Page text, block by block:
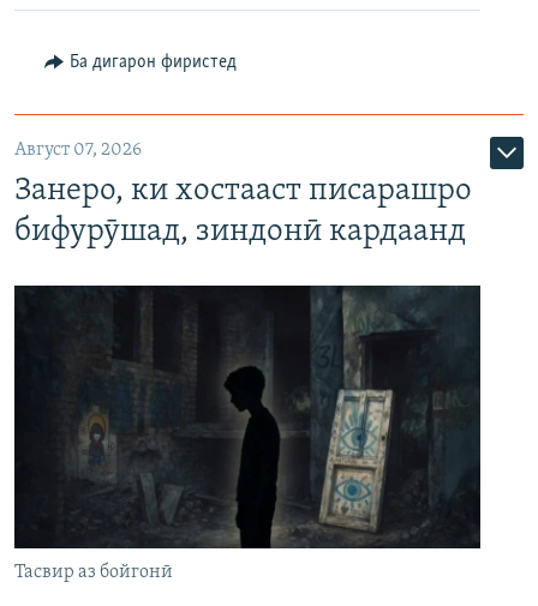
Ба дигарон фиристед
Август 07, 2026
Занеро, ки хостааст писарашро
бифурӯшад, зиндонӣ кардаанд
Тасвир аз бойгонӣ